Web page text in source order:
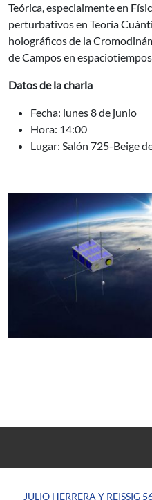
Teórica, especialmente en
perturbativos en Teoría
holográficos de la
de Campos en
Datos de la charla
Fecha: lunes 8 de junio
Hora: 14:00
Lugar: Salón 725-Beige
JULIO HERRERA Y REISSIG